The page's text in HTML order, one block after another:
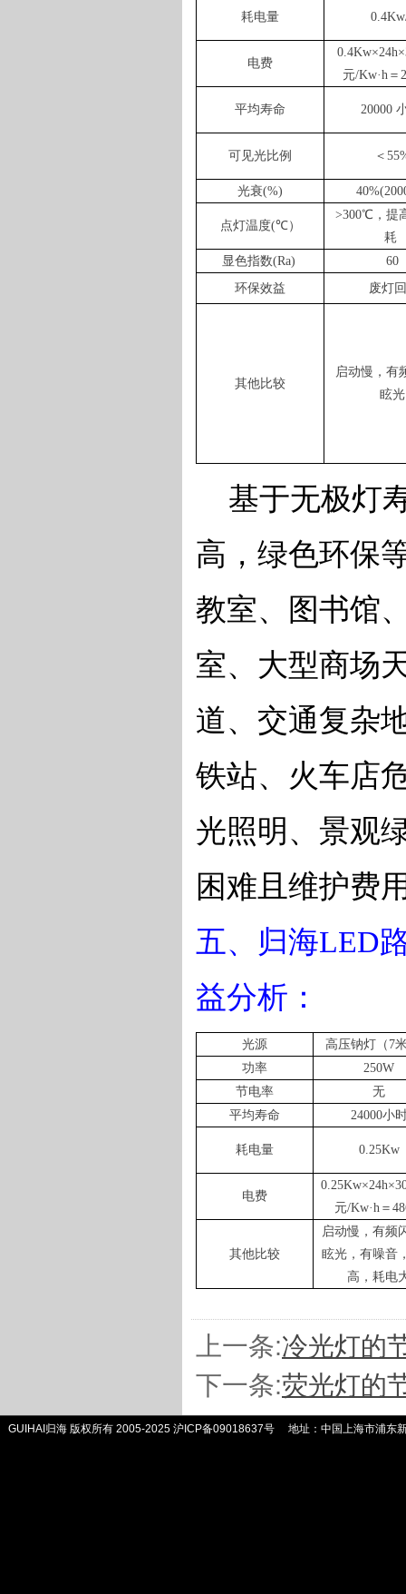
耗电量
电费
0.4Kw×24h×
元/Kw·h ＝
平均寿命 20000
可见光比例 ＜
光衰(%)
点灯温度(℃）
>300℃，提
耗
显色指数(Ra)
60
环保效益
废灯
其他比较
启动慢，有
眩光
基于无极灯
高，绿色环保
教室、图书馆
室、大型商场
道、交通复杂
铁站、火车店
光照明、景观
困难且维护费
五、归海LED
益分析：
光源 高压钠灯（ 7
功率
250W
节电率
无
平均寿命
24000小
耗电量 0.25Kw
电费
0.25Kw×24h×
元/Kw·h＝
其他比较
启动慢， 有频
眩光 ，有噪音
高，耗电
上一条:冷光灯的
下一条:荧光灯的
GUIHAI归海 版权所有 2005-2025 沪ICP备09018637号 地址：中国上海市浦东